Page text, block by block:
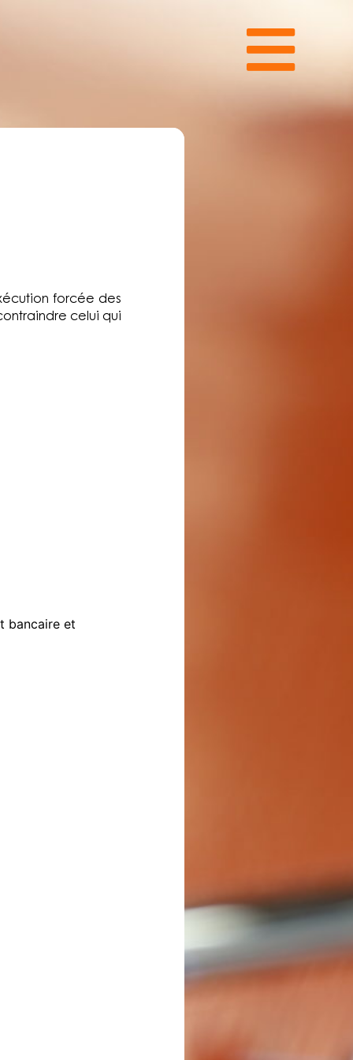
forcée des
celui qui
bancaire et